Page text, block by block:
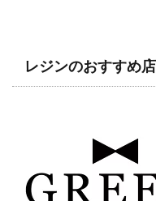
レジンのおすすめ店